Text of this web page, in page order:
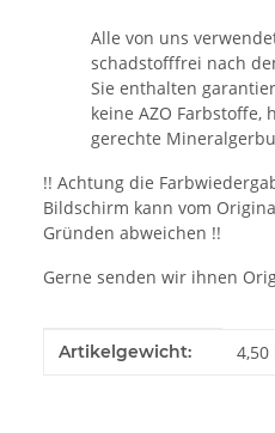
Alle von uns
schadstofffrei nach
Sie enthalten
keine AZO Farbstoffe,
gerechte
!! Achtung die
Bildschirm kann vom
Gründen abweichen !!
Gerne senden wir ihnen
Produkteigenschaft
Wert
Artikelgewicht: 4,50